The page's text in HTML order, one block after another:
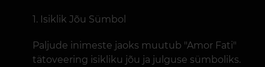
Isiklik Jõu Sümbol
Paljude inimeste jaoks muutub "Amor Fati"
tätoveering isikliku jõu ja julguse sümboliks.